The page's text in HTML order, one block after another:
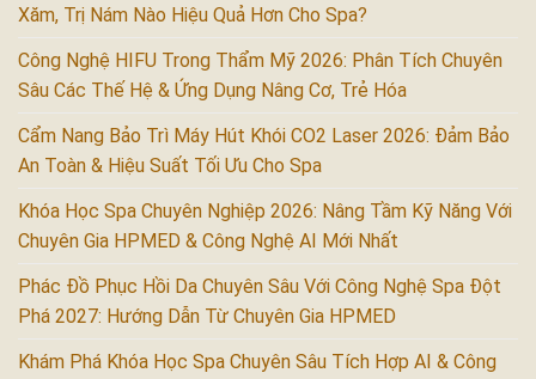
Xăm, Trị Nám Nào Hiệu Quả Hơn Cho Spa?
Công Nghệ HIFU Trong Thẩm Mỹ 2026: Phân Tích Chuyên
Sâu Các Thế Hệ & Ứng Dụng Nâng Cơ, Trẻ Hóa
Cẩm Nang Bảo Trì Máy Hút Khói CO2 Laser 2026: Đảm Bảo
An Toàn & Hiệu Suất Tối Ưu Cho Spa
Khóa Học Spa Chuyên Nghiệp 2026: Nâng Tầm Kỹ Năng Với
Chuyên Gia HPMED & Công Nghệ AI Mới Nhất
Phác Đồ Phục Hồi Da Chuyên Sâu Với Công Nghệ Spa Đột
Phá 2027: Hướng Dẫn Từ Chuyên Gia HPMED
Khám Phá Khóa Học Spa Chuyên Sâu Tích Hợp AI & Công